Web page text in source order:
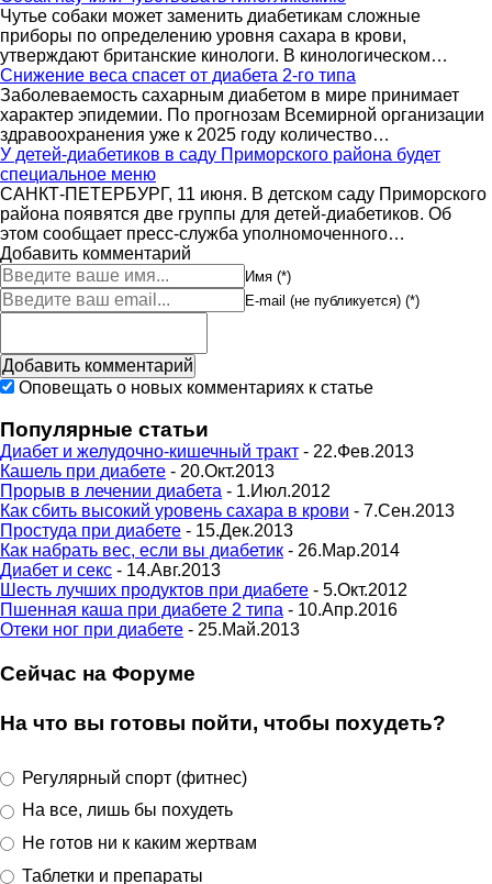
Чутье собаки может заменить диабетикам сложные
приборы по определению уровня сахара в крови,
утверждают британские кинологи. В кинологическом…
Снижение веса спасет от диабета 2-го типа
Заболеваемость сахарным диабетом в мире принимает
характер эпидемии. По прогнозам Всемирной организации
здравоохранения уже к 2025 году количество…
У детей-диабетиков в саду Приморского района будет
специальное меню
САНКТ-ПЕТЕРБУРГ, 11 июня. В детском саду Приморского
района появятся две группы для детей-диабетиков. Об
этом сообщает пресс-служба уполномоченного…
Добавить комментарий
Имя (*)
E-mail (не публикуется) (*)
Оповещать о новых комментариях к статье
Популярные статьи
Диабет и желудочно-кишечный тракт - 22.Фев.2013
Кашель при диабете - 20.Окт.2013
Прорыв в лечении диабета - 1.Июл.2012
Как сбить высокий уровень сахара в крови - 7.Сен.2013
Простуда при диабете - 15.Дек.2013
Как набрать вес, если вы диабетик - 26.Мар.2014
Диабет и секс - 14.Авг.2013
Шесть лучших продуктов при диабете - 5.Окт.2012
Пшенная каша при диабете 2 типа - 10.Апр.2016
Отеки ног при диабете - 25.Май.2013
Сейчас на Форуме
На что вы готовы пойти, чтобы похудеть?
Регулярный спорт (фитнес)
На все, лишь бы похудеть
Не готов ни к каким жертвам
Таблетки и препараты